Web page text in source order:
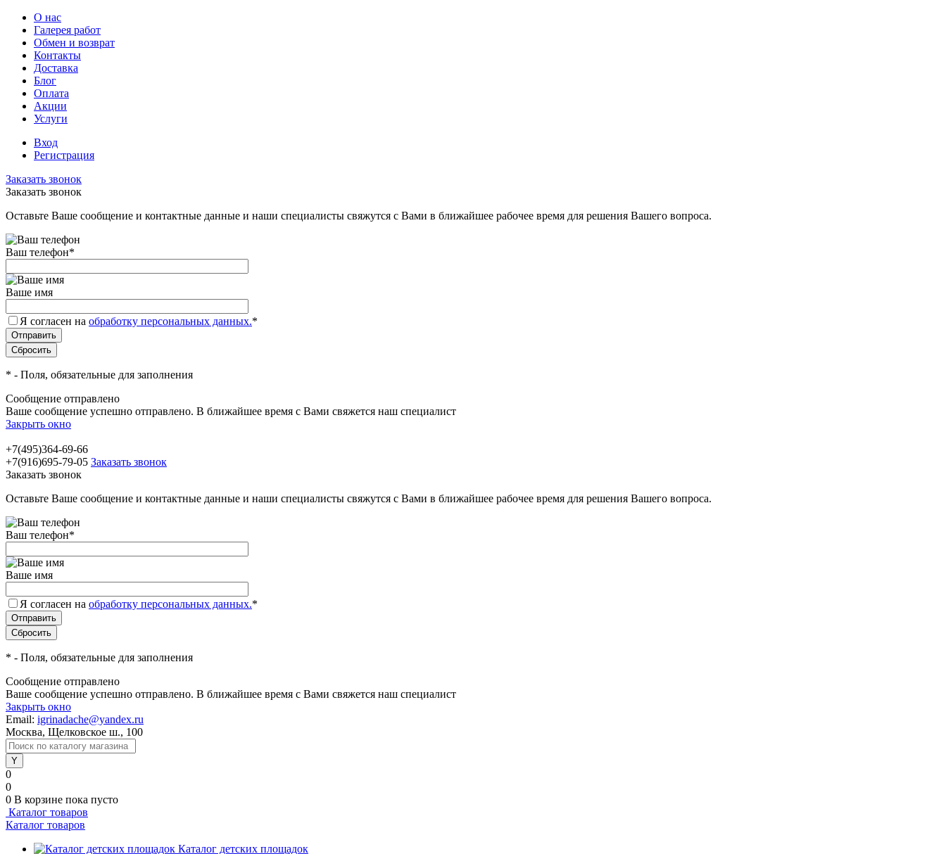
О нас
Галерея работ
Обмен и возврат
Контакты
Доставка
Блог
Оплата
Акции
Услуги
Вход
Регистрация
Заказать звонок
Заказать звонок
Оставьте Ваше сообщение и контактные данные и наши специалисты свяжутся с Вами в ближайшее рабочее время для решения Вашего вопроса.
Ваш телефон*
Ваше имя
Я согласен на обработку персональных данных.*
* - Поля, обязательные для заполнения
Сообщение отправлено
Ваше сообщение успешно отправлено. В ближайшее время с Вами свяжется наш специалист
Закрыть окно
+7(495)364-69-66
+7(916)695-79-05 Заказать звонок
Заказать звонок
Оставьте Ваше сообщение и контактные данные и наши специалисты свяжутся с Вами в ближайшее рабочее время для решения Вашего вопроса.
Ваш телефон*
Ваше имя
Я согласен на обработку персональных данных.*
* - Поля, обязательные для заполнения
Сообщение отправлено
Ваше сообщение успешно отправлено. В ближайшее время с Вами свяжется наш специалист
Закрыть окно
Email: igrinadache@yandex.ru
Москва, Щелковское ш., 100
0
0
0 В корзине пока пусто
Каталог товаров
Каталог товаров
Каталог детских площадок